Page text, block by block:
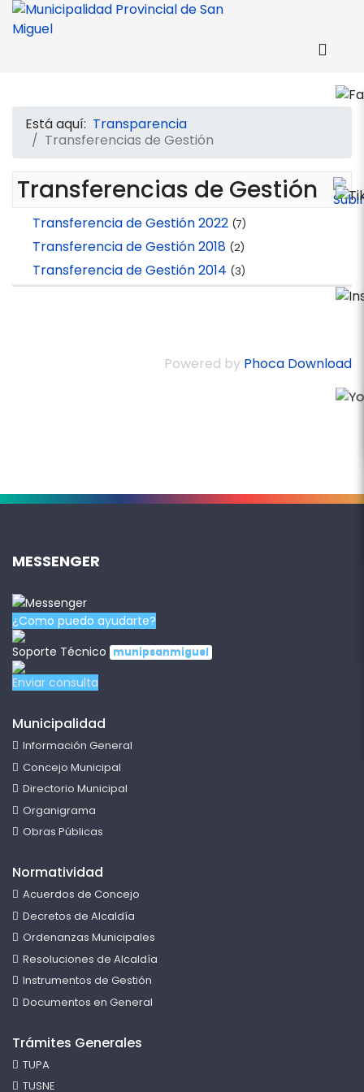
Está aquí: Transparencia
Transferencias de Gestión
Transferencias de Gestión
Transferencia de Gestión 2022 (7)
Transferencia de Gestión 2018 (2)
Transferencia de Gestión 2014 (3)
Powered by Phoca Download
.
MESSENGER
¿Como puedo ayudarte?
Soporte Técnico
munipsanmiguel
Enviar consulta
Municipalidad
Información General
Concejo Municipal
Directorio Municipal
Organigrama
Obras Públicas
Normatividad
Acuerdos de Concejo
Decretos de Alcaldía
Ordenanzas Municipales
Resoluciones de Alcaldía
Instrumentos de Gestión
Documentos en General
Trámites Generales
TUPA
TUSNE